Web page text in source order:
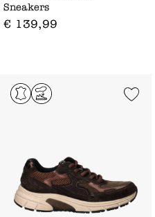
Sneakers
€ 139,99
Add to Wishlist